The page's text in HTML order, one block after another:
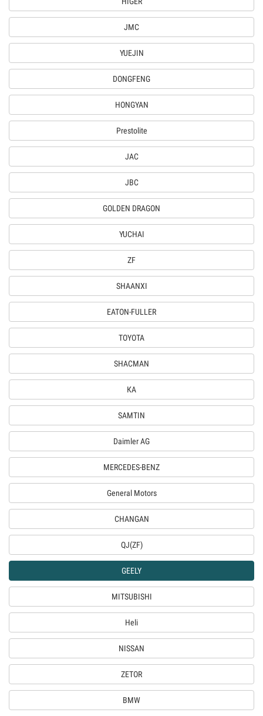
JMC
YUEJIN
DONGFENG
HONGYAN
Prestolite
JAC
JBC
GOLDEN DRAGON
YUCHAI
ZF
SHAANXI
EATON-FULLER
TOYOTA
SHACMAN
КА
SAMTIN
Daimler AG
MERCEDES-BENZ
General Motors
CHANGAN
QJ(ZF)
GEELY
MITSUBISHI
Heli
NISSAN
ZETOR
BMW